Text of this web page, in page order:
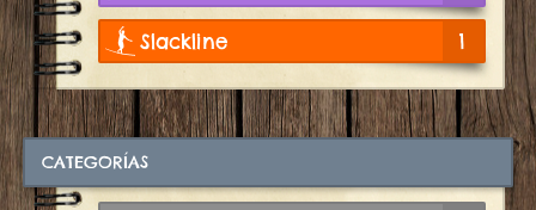
Slackline 1
CATEGORÍAS